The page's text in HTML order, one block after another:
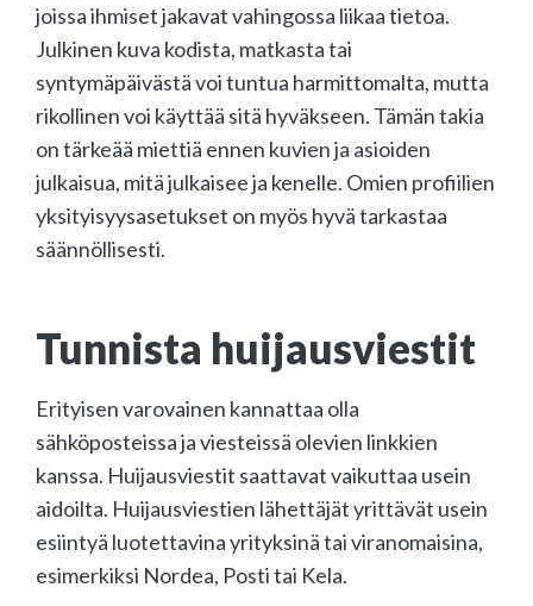
joissa ihmiset jakavat vahingossa liikaa tietoa.
Julkinen kuva kodista, matkasta tai
syntymäpäivästä voi tuntua harmittomalta, mutta
rikollinen voi käyttää sitä hyväkseen. Tämän takia
on tärkeää miettiä ennen kuvien ja asioiden
julkaisua, mitä julkaisee ja kenelle. Omien profiilien
yksityisyysasetukset on myös hyvä tarkastaa
säännöllisesti.
Tunnista huijausviestit
Erityisen varovainen kannattaa olla
sähköposteissa ja viesteissä olevien linkkien
kanssa. Huijausviestit saattavat vaikuttaa usein
aidoilta. Huijausviestien lähettäjät yrittävät usein
esiintyä luotettavina yrityksinä tai viranomaisina,
esimerkiksi Nordea, Posti tai Kela.